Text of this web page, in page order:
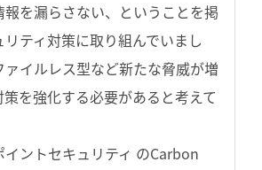
報を漏らさない、ということを掲
ティ対策に取り組んでいまし
イルレス型など新たな脅威が増
を強化する必要があると考えて
イントセキュリティ のCarbon